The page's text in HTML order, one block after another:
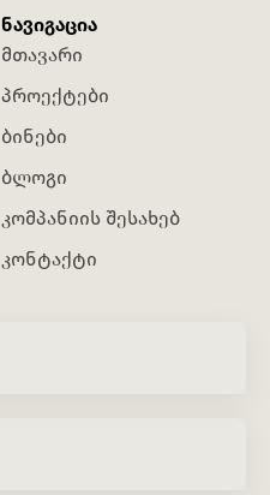
ნავიგაცია
მთავარი
პროექტები
ბინები
ბლოგი
კომპანიის შესახებ
კონტაქტი